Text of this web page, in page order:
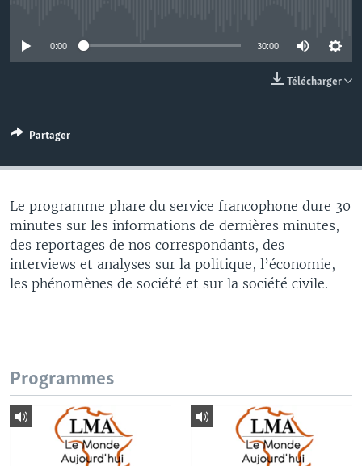
0:00 30:00
Télécharger
Partager
Le programme phare du service francophone dure 30
minutes sur les informations de dernières minutes,
des reportages de nos correspondants, des
interviews et analyses sur la politique, l’économie,
les phénomènes de société et sur la société civile.
Programmes